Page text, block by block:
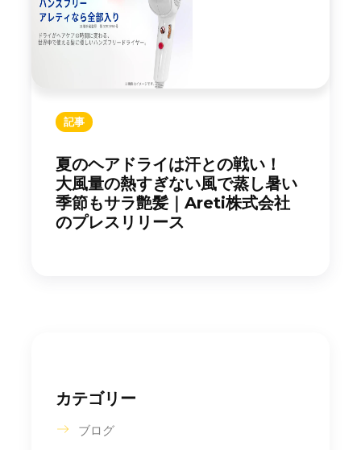
記事
夏のヘアドライは汗との戦い！
大風量の熱すぎない風で蒸し暑い
季節もサラ艶髪｜Areti株式会社
のプレスリリース
カテゴリー
ブログ